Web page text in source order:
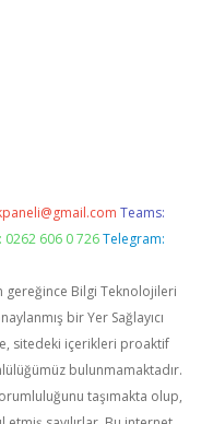
Teams:
606 0 726 Telegram:
gereğince Bilgi Teknolojileri
bir Yer Sağlayıcı
sitedeki içerikleri proaktif
bulunmamaktadır.
taşımakta olup,